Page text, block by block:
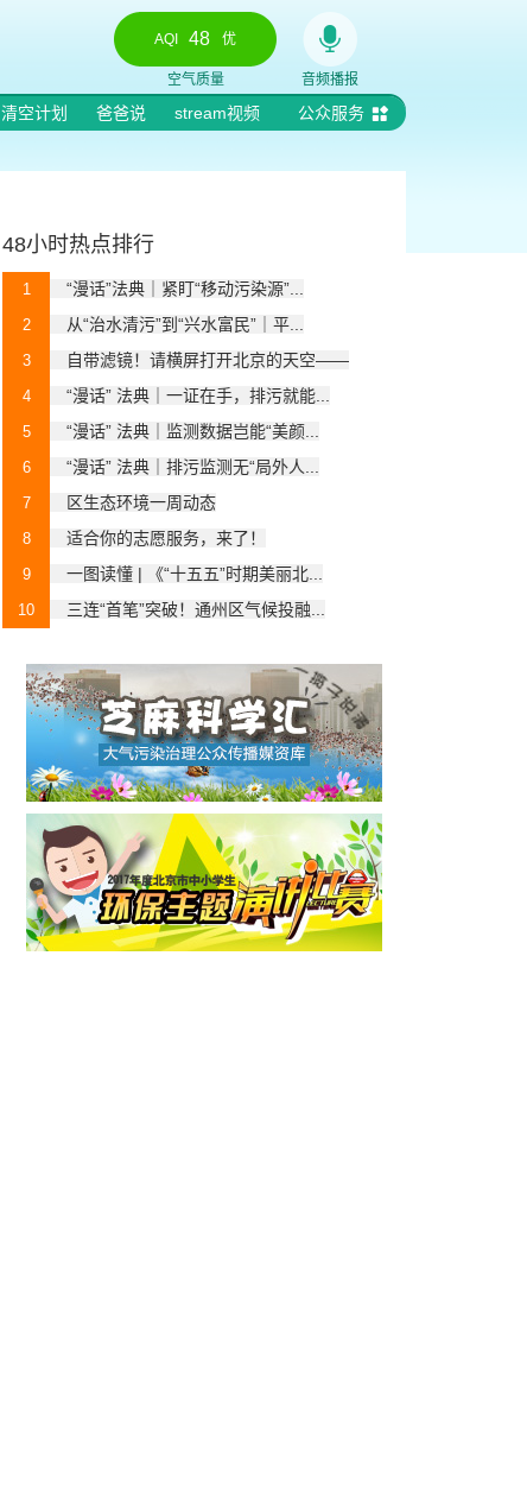
AQI 48 优
空气质量 音频播报
清空计划 爸爸说 stream视频 公众服务
48小时热点排行
1 “漫话”法典｜紧盯“移动污染源”...
2 从“治水清污”到“兴水富民”｜平...
3 自带滤镜！请横屏打开北京的天空——
4 “漫话” 法典｜一证在手，排污就能...
5 “漫话” 法典｜监测数据岂能“美颜...
6 “漫话” 法典｜排污监测无“局外人...
7 区生态环境一周动态
8 适合你的志愿服务，来了！
9 一图读懂 | 《“十五五”时期美丽北...
10 三连“首笔”突破！通州区气候投融...